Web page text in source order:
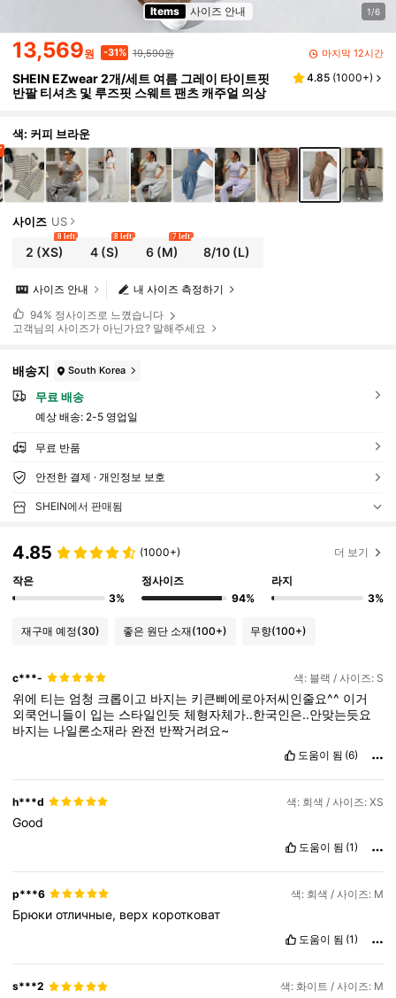
Items 사이즈 안내 1/6
13,569원 -31% 19,590원 마지막 12시간
SHEIN EZwear 2개/세트 여름 그레이 타이트핏
반팔 티셔츠 및 루즈핏 스웨트 팬츠 캐주얼 의상
4.85 (1000+)
색: 커피 브라운
사이즈 US
2 (XS)
8 left
4(S)
8 left
6(M)
7 left
8/10 (L)
내 사이즈 측정하기
사이즈 안내
94% 정사이즈로 느꼈습니다
고객님의 사이즈가 아닌가요? 말해주세요
배송지 South Korea
무료 배송
예상 배송: 2-5 영업일
무료 반품
안전한 결제 · 개인정보 보호
SHEIN에서 판매됨
4.85 (1000+) 더 보기
작은
3%
정사이즈
94%
라지
3%
재구매 예정(30) 좋은 원단 소재(100+) 무향(100+)
c***- 색: 블랙 / 사이즈: S
위에 티는 엄청 크롭이고 바지는 키큰삐에로아저씨인줄요^^ 이거
외쿡언니들이 입는 스타일인듯 체형자체가..한국인은..안맞는듯요
바지는 나일론소재라 완전 반짝거려요~
도움이 됨 (6)
h***d 색: 회색 / 사이즈: XS
Good
도움이 됨 (1)
p***6 색: 회색 / 사이즈: M
Брюкиотличные, верх коротковат
도움이 됨 (1)
s***2 색: 화이트 / 사이즈: M